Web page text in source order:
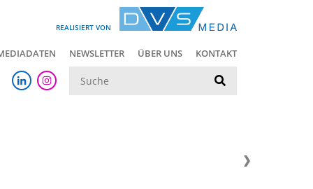
REALISIERT VON
NEWSLETTER ÜBER UNS KONTAKT